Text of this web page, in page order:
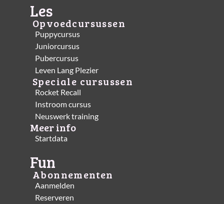
Les
Opvoedcursussen
Puppycursus
Juniorcursus
Pubercursus
Leven Lang Plezier
Speciale cursussen
Rocket Recall
Instroom cursus
Neuswerk training
Meer info
Startdata
Fun
Abonnementen
Aanmelden
Reserveren